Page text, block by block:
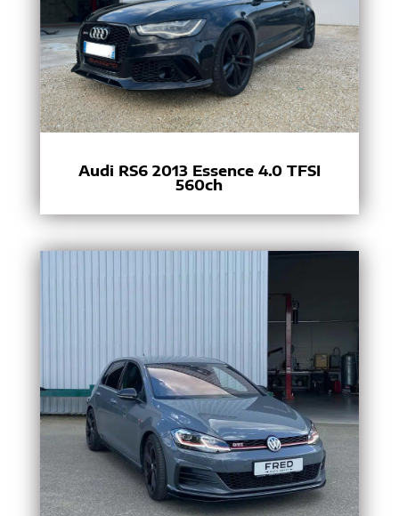
Audi RS6 2013 Essence 4.0 TFSI
560ch